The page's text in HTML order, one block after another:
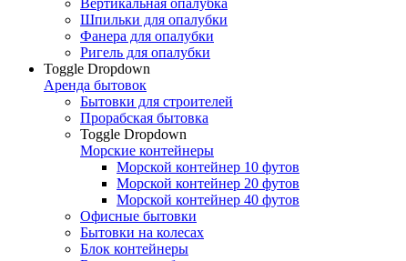
Вертикальная опалубка
Шпильки для опалубки
Фанера для опалубки
Ригель для опалубки
Toggle Dropdown
Аренда бытовок
Бытовки для строителей
Прорабская бытовка
Toggle Dropdown
Морские контейнеры
Морской контейнер 10 футов
Морской контейнер 20 футов
Морской контейнер 40 футов
Офисные бытовки
Бытовки на колесах
Блок контейнеры